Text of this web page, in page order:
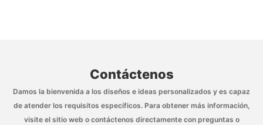
Contáctenos
Damos la bienvenida a los diseños e ideas personalizados y es capaz
de atender los requisitos específicos. Para obtener más información,
visite el sitio web o contáctenos directamente con preguntas o